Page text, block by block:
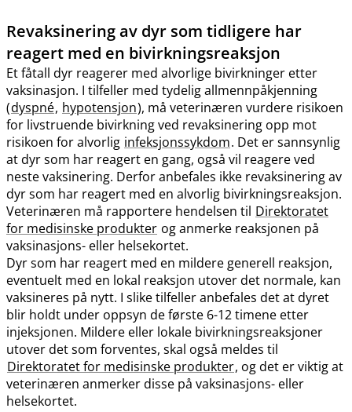
Revaksinering av dyr som tidligere har
reagert med en bivirkningsreaksjon
Et fåtall dyr reagerer med alvorlige bivirkninger etter
vaksinasjon. I tilfeller med tydelig allmennpåkjenning
(dyspné, hypotensjon), må veterinæren vurdere risikoen
for livstruende bivirkning ved revaksinering opp mot
risikoen for alvorlig infeksjonssykdom. Det er sannsynlig
at dyr som har reagert en gang, også vil reagere ved
neste vaksinering. Derfor anbefales ikke revaksinering av
dyr som har reagert med en alvorlig bivirkningsreaksjon.
Veterinæren må rapportere hendelsen til Direktoratet
for medisinske produkter og anmerke reaksjonen på
vaksinasjons- eller helsekortet.
Dyr som har reagert med en mildere generell reaksjon,
eventuelt med en lokal reaksjon utover det normale, kan
vaksineres på nytt. I slike tilfeller anbefales det at dyret
blir holdt under oppsyn de første 6-12 timene etter
injeksjonen. Mildere eller lokale bivirkningsreaksjoner
utover det som forventes, skal også meldes til
Direktoratet for medisinske produkter, og det er viktig at
veterinæren anmerker disse på vaksinasjons- eller
helsekortet.